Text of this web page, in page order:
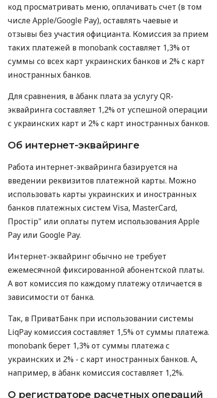
код просматривать меню, оплачивать счет (в том
числе Apple/Google Pay), оставлять чаевые и
отзывы без участия официанта. Комиссия за прием
таких платежей в monobank составляет 1,3% от
суммы со всех карт украинских банков и 2% с карт
иностранных банков.
Для сравнения, в àбанк плата за услугу QR-
эквайринга составляет 1,2% от успешной операции
с украинских карт и 2% с карт иностранных банков.
Об интернет-эквайринге
Работа интернет-эквайринга базируется на
введении реквизитов платежной карты. Можно
использовать карты украинских и иностранных
банков платежных систем Visa, MasterCard,
Простір" или оплаты путем использования Apple
Pay или Google Pay.
Интернет-эквайринг обычно не требует
ежемесячной фиксированной абонентской платы.
А вот комиссия по каждому платежу отличается в
зависимости от банка.
Так, в ПриватБанк при использовании системы
LiqPay комиссия составляет 1,5% от суммы платежа.
monobank берет 1,3% от суммы платежа с
украинских и 2% - с карт иностранных банков. А,
например, в àбанк комиссия составляет 1,2%.
О регистраторе расчетных операций